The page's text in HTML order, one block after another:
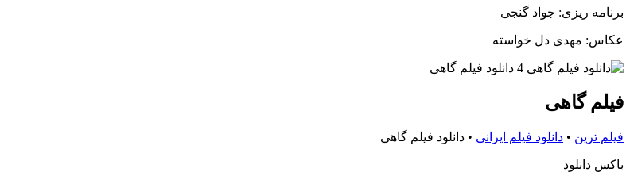
برنامه ریزی: جواد گنجی
عکاس: مهدی دل خواسته
فیلم گاهی
فیلم ترین • دانلود فیلم ایرانی • دانلود فیلم گاهی
باکس دانلود